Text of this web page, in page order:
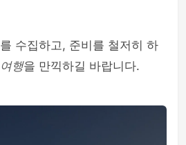
수집하고, 준비를 철저히 하
행을 만끽하길 바랍니다.